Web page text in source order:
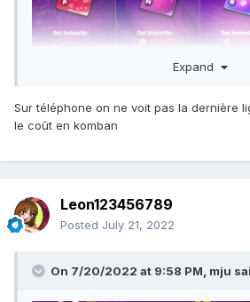
Expand
Sur téléphone on ne voit pas la dernière
le coût en komban
Leon123456789
Posted July 21, 2022
On 7/20/2022 at 9:58 PM, mju